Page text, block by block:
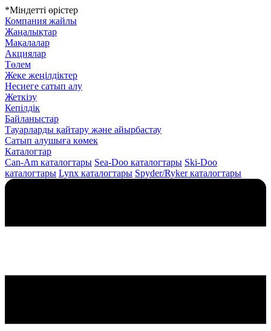
*Міндетті өрістер
Компания жайлы
Жаңалықтар
Мақалалар
Акциялар
Төлем
Жеке жеңілдіктер
Несиеге сатып алу
Жеткізу
Кепілдік
Байланыстар
Тауарларды қайтару және айырбастау
Сатып алушыға көмек
Каталогтар
Can-Am каталогтары Sea-Doo каталогтары Ski-Doo
каталогтары Lynx каталогтары Spyder/Ryker каталогтары